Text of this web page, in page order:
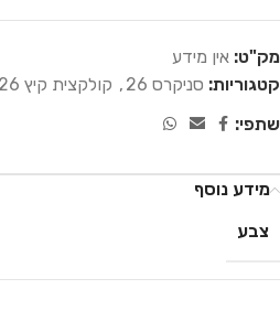
מק"ט: אין מידע
קטגוריות: סניקרס 26 , קולקצית קיץ 26
שתפי:
מידע נוסף
צבע